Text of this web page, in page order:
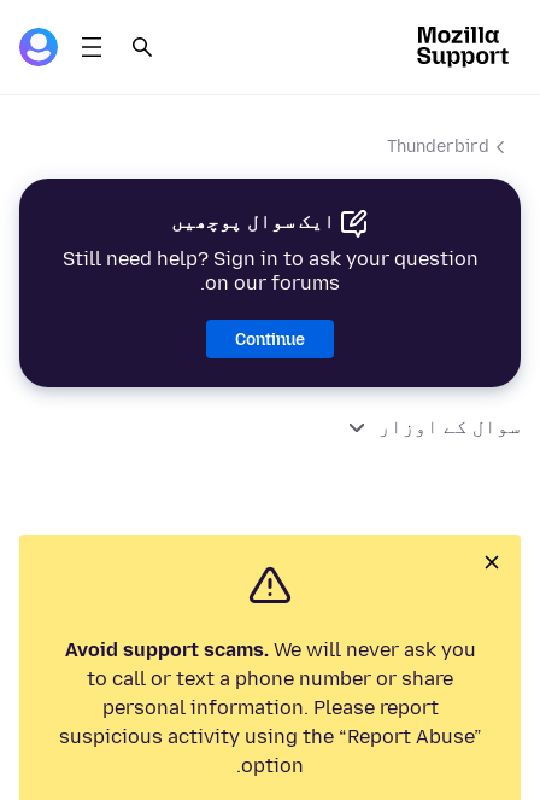
Thunderbird
ایک سوال پوچھیں
Still need help? Sign in to ask your question
on our forums.
Continue
سوال کے اوزار
Avoid support scams.We will never ask you
to call or text a phone number or share
personal information. Please report
suspicious activity using the “Report Abuse”
option.